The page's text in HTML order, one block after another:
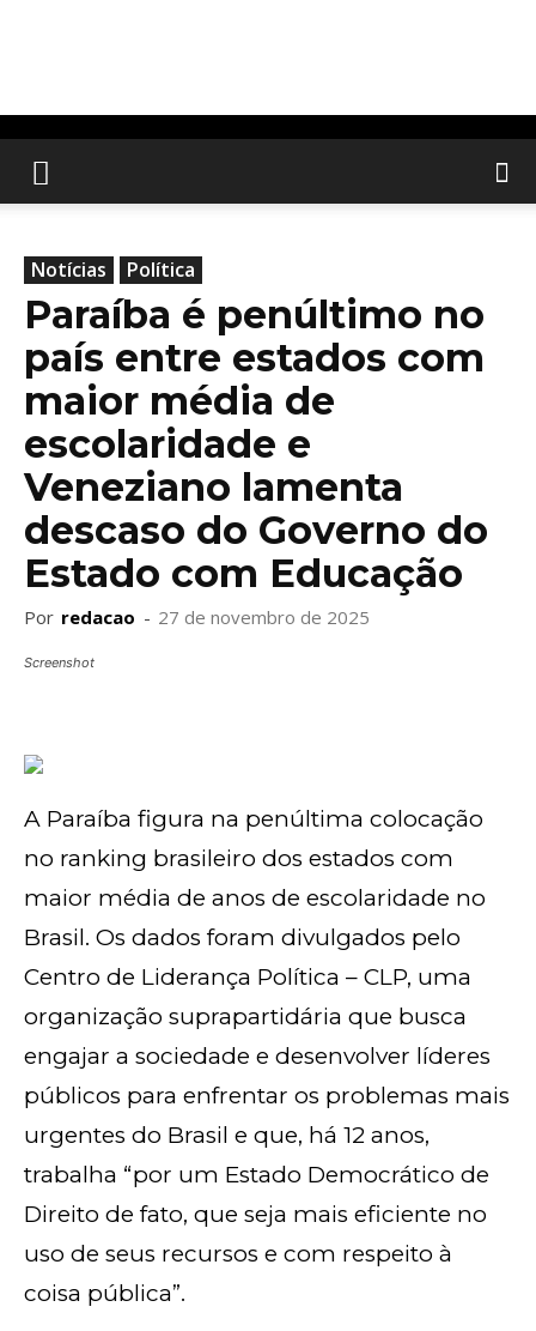
Notícias Política
Paraíba é penúltimo no
país entre estados com
maior média de
escolaridade e
Veneziano lamenta
descaso do Governo do
Estado com Educação
Por redacao - 27 de novembro de 2025
Screenshot
A Paraíba figura na penúltima colocação
no ranking brasileiro dos estados com
maior média de anos de escolaridade no
Brasil. Os dados foram divulgados pelo
Centro de Liderança Política – CLP, uma
organização suprapartidária que busca
engajar a sociedade e desenvolver líderes
públicos para enfrentar os problemas mais
urgentes do Brasil e que, há 12 anos,
trabalha “por um Estado Democrático de
Direito de fato, que seja mais eficiente no
uso de seus recursos e com respeito à
coisa pública”.